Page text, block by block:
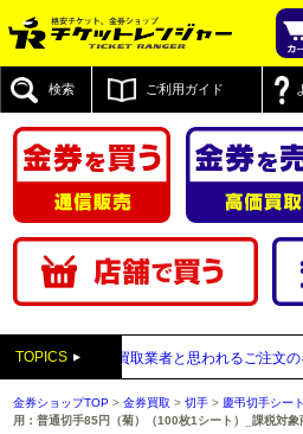
検索 ご利用ガイド
TOPICS
が先払い買取業者と思われるご注文のキャ
金券ショップTOP >金券買取 >切手 > 慶弔切手シー
用：普通切手85円（菊）（100枚1シート）_課税対象